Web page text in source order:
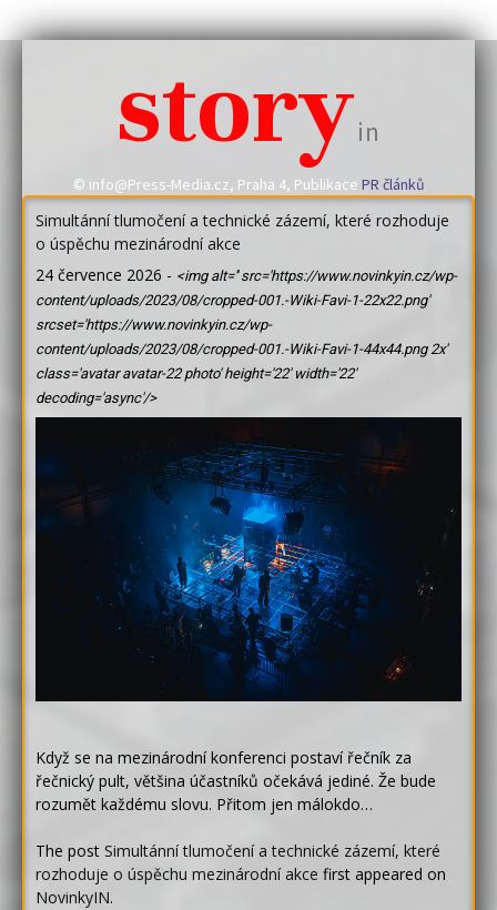
storyin
© info@Press-Media.cz, Praha 4, Publikace PR článků
Simultánní tlumočení a technické zázemí, které rozhoduje
o úspěchu mezinárodní akce
24 července 2026 - <img alt='' src='https://www.novinkyin.cz/wp-
content/uploads/2023/08/cropped-001.-Wiki-Favi-1-22x22.png'
srcset='https://www.novinkyin.cz/wp-
content/uploads/2023/08/cropped-001.-Wiki-Favi-1-44x44.png 2x'
class='avatar avatar-22 photo' height='22' width='22'
decoding='async'/>
Když se na mezinárodní konferenci postaví řečník za
řečnický pult, většina účastníků očekává jediné. Že bude
rozumět každému slovu. Přitom jen málokdo…
The post Simultánní tlumočení a technické zázemí, které
rozhoduje o úspěchu mezinárodní akce first appeared on
NovinkyIN.